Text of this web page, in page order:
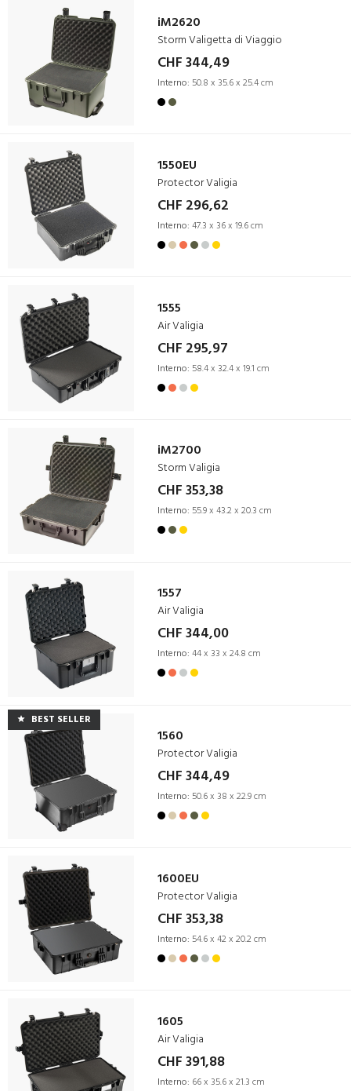
iM2620
Storm Valigetta di Viaggio
CHF 344,49
Interno: 50.8 x 35.6 x 25.4 cm
1550EU
Protector Valigia
CHF 296,62
Interno: 47.3 x 36 x 19.6 cm
1555
Air Valigia
CHF 295,97
Interno: 58.4 x 32.4 x 19.1 cm
iM2700
Storm Valigia
CHF 353,38
Interno: 55.9 x 43.2 x 20.3 cm
1557
Air Valigia
CHF 344,00
Interno: 44 x 33 x 24.8 cm
BEST SELLER
1560
Protector Valigia
CHF 344,49
Interno: 50.6 x 38 x 22.9 cm
1600EU
Protector Valigia
CHF 353,38
Interno: 54.6 x 42 x 20.2 cm
1605
Air Valigia
CHF 391,88
Interno: 66 x 35.6 x 21.3 cm